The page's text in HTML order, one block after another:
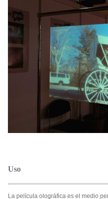
Uso
La película olográfica es el medio